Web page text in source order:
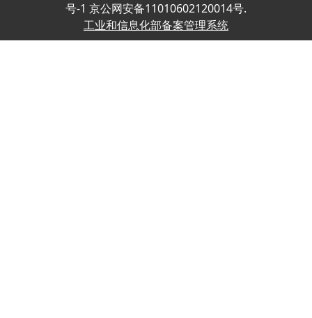
号-1 京公网安备11010602120014号.
工业和信息化部备案管理系统